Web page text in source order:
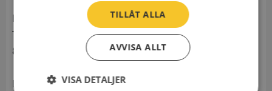
Tallstigen 9
833 51 Hoting
Besöksadress
TILLÅT ALLA
AVVISA ALLT
VISA DETALJER